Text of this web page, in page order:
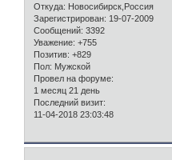
Откуда: Новосибирск,Россия
Зарегистрирован: 19-07-2009
Сообщений: 3392
Уважение: +755
Позитив: +829
Пол: Мужской
Провел на форуме:
1 месяц 21 день
Последний визит:
11-04-2018 23:03:48